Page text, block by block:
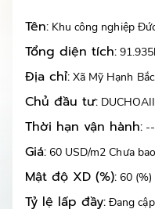
Tên: Khu công nghiệp
Tổng diện tích:
Địa chỉ: Xã Mỹ Hạnh
Chủ đầu tư:
Thời hạn vận hành:
Giá: 60 USD/m2 Chưa
Mật độ XD (%): 60 (%)
Tỷ lệ lấp đầy: Đang